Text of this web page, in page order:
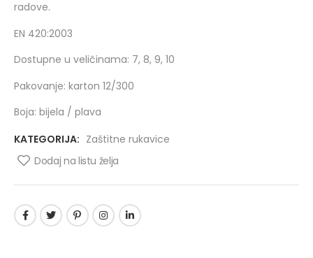
radove.
EN 420:2003
Dostupne u veličinama: 7, 8, 9, 10
Pakovanje: karton 12/300
Boja: bijela / plava
KATEGORIJA: Zaštitne rukavice
Dodaj na listu želja